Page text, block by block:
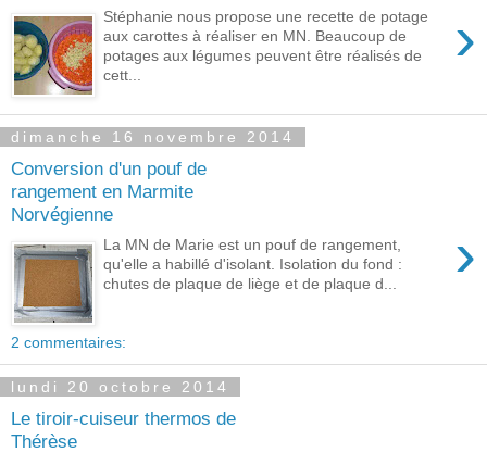
›
Stéphanie nous propose une recette de potage
aux carottes à réaliser en MN. Beaucoup de
potages aux légumes peuvent être réalisés de
cett...
dimanche 16 novembre 2014
Conversion d'un pouf de
rangement en Marmite
Norvégienne
›
La MN de Marie est un pouf de rangement,
qu'elle a habillé d'isolant. Isolation du fond :
chutes de plaque de liège et de plaque d...
2 commentaires:
lundi 20 octobre 2014
Le tiroir-cuiseur thermos de
Thérèse